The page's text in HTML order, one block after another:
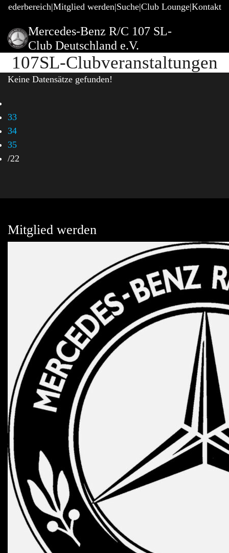
Mitglied werden Suche Club Lounge Kontakt
Mercedes-Benz R/C 107 SL-
Club Deutschland e.V.
107SL-Clubveranstaltungen
Keine Datensätze gefunden!
33
34
35
/22
Mitglied werden